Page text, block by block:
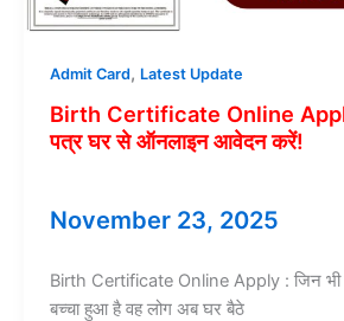
से
का
पत्र
डाउनलोड
लगा!
Admit Card, Latest Update
Birth Certificate Online
पत्र घर से ऑनलाइन आवेदन करें!
November 23, 2025
Birth Certificate Online Apply : जिन भी
बच्चा हुआ है वह लोग अब घर बैठे